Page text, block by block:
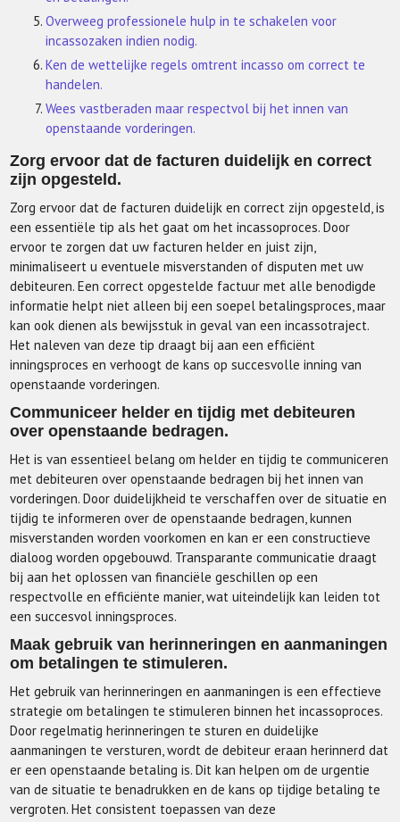
Overweeg professionele hulp in te schakelen voor
incassozaken indien nodig.
Ken de wettelijke regels omtrent incasso om correct te
handelen.
Wees vastberaden maar respectvol bij het innen van
openstaande vorderingen.
Zorg ervoor dat de facturen duidelijk en correct
zijn opgesteld.
Zorg ervoor dat de facturen duidelijk en correct zijn opgesteld, is
een essentiële tip als het gaat om het incassoproces. Door
ervoor te zorgen dat uw facturen helder en juist zijn,
minimaliseert u eventuele misverstanden of disputen met uw
debiteuren. Een correct opgestelde factuur met alle benodigde
informatie helpt niet alleen bij een soepel betalingsproces, maar
kan ook dienen als bewijsstuk in geval van een incassotraject.
Het naleven van deze tip draagt bij aan een efficiënt
inningsproces en verhoogt de kans op succesvolle inning van
openstaande vorderingen.
Communiceer helder en tijdig met debiteuren
over openstaande bedragen.
Het is van essentieel belang om helder en tijdig te communiceren
met debiteuren over openstaande bedragen bij het innen van
vorderingen. Door duidelijkheid te verschaffen over de situatie en
tijdig te informeren over de openstaande bedragen, kunnen
misverstanden worden voorkomen en kan er een constructieve
dialoog worden opgebouwd. Transparante communicatie draagt
bij aan het oplossen van financiële geschillen op een
respectvolle en efficiënte manier, wat uiteindelijk kan leiden tot
een succesvol inningsproces.
Maak gebruik van herinneringen en aanmaningen
om betalingen te stimuleren.
Het gebruik van herinneringen en aanmaningen is een effectieve
strategie om betalingen te stimuleren binnen het incassoproces.
Door regelmatig herinneringen te sturen en duidelijke
aanmaningen te versturen, wordt de debiteur eraan herinnerd dat
er een openstaande betaling is. Dit kan helpen om de urgentie
van de situatie te benadrukken en de kans op tijdige betaling te
vergroten. Het consistent toepassen van deze